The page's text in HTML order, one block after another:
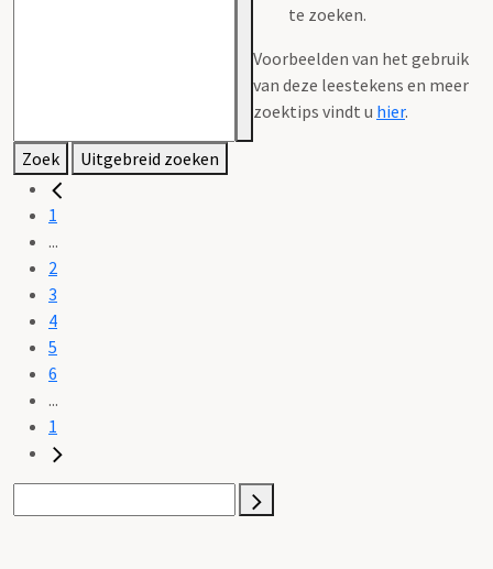
te zoeken.
Voorbeelden van het gebruik
van deze leestekens en meer
zoektips vindt u hier.
Zoek Uitgebreid zoeken
1
...
2
3
4
5
6
...
1